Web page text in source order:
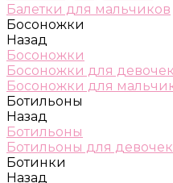
Балетки для мальчиков
Босоножки
Назад
Босоножки
Босоножки для девочек
Босоножки для
Ботильоны
Назад
Ботильоны
Ботильоны для девочек
Ботинки
Назад